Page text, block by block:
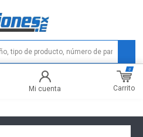
Mi cuenta Carrito
0